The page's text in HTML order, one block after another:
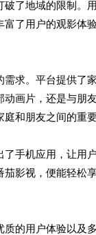
了地域的限制
了用户的观影体
求。平台提供
画片，还是与朋
和朋友之间的重
手机应用，让用
影视，便能轻松
的用户体验以